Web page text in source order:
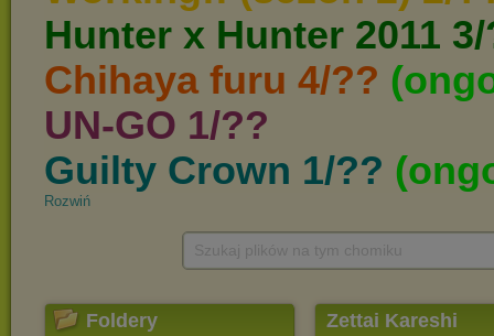
Rozwiń
Foldery Zettai Kareshi